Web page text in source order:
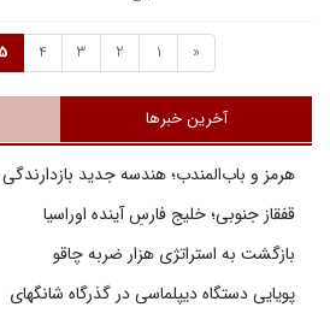
«
1
2
3
4
5
آخرین خبرها
هرمز و باب‌المندب؛ هندسه جدید
قفقاز جنوبی؛ خلیج فارسِ آینده اوراسیا
بازگشت به استراتژی هزار ضربه چاقو
پویایی دستگاه دیپلماسی در گذرگاه شانگهای